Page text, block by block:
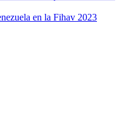
en la Fihav 2023